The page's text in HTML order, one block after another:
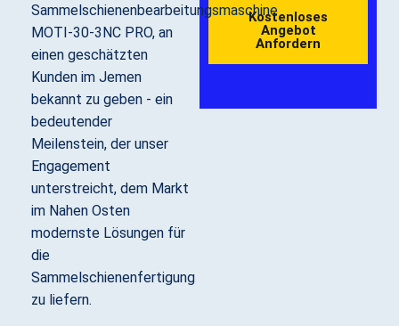
Kostenloses
Angebot
Anfordern
Sammelschienenbearbeitungsmaschine
MOTI-30-3NC PRO, an
einen geschätzten
Kunden im Jemen
bekannt zu geben - ein
bedeutender
Meilenstein, der unser
Engagement
unterstreicht, dem Markt
im Nahen Osten
modernste Lösungen für
die
Sammelschienenfertigung
zu liefern.